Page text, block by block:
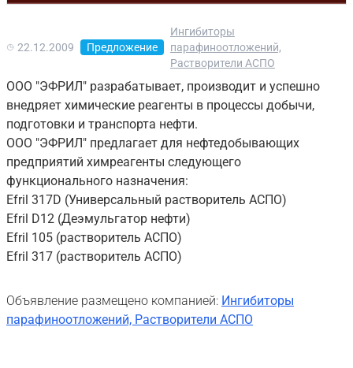
22.12.2009 Предложение
Ингибиторы
парафиноотложений,
Растворители АСПО
ООО "ЭФРИЛ" разрабатывает, производит и успешно
внедряет химические реагенты в процессы добычи,
подготовки и транспорта нефти.
ООО "ЭФРИЛ" предлагает для нефтедобывающих
предприятий химреагенты следующего
функционального назначения:
Efril 317D (Универсальный растворитель АСПО)
Efril D12 (Деэмульгатор нефти)
Efril 105 (растворитель АСПО)
Efril 317 (растворитель АСПО)
Объявление размещено компанией: Ингибиторы
парафиноотложений, Растворители АСПО